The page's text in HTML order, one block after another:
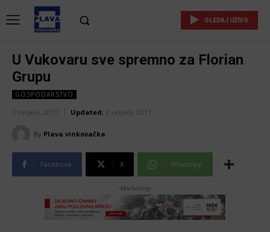
GLEDAJ UŽIVO
U Vukovaru sve spremno za Florian
Grupu
GOSPODARSTVO
3 veljače, 2017 Updated: 3 veljače, 2017
By Plava vinkovačka
Facebook X WhatsApp
-Marketing-